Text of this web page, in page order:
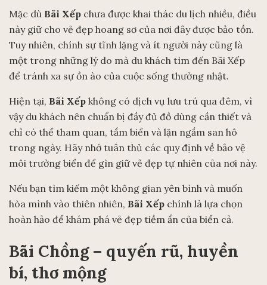
Mặc dù Bãi Xếp chưa được khai thác du lịch nhiều, điều
này giữ cho vẻ đẹp hoang sơ của nơi đây được bảo tồn.
Tuy nhiên, chính sự tĩnh lặng và ít người này cũng là
một trong những lý do mà du khách tìm đến Bãi Xếp
để tránh xa sự ồn ào của cuộc sống thường nhật.
Hiện tại, Bãi Xếp không có dịch vụ lưu trú qua đêm, vì
vậy du khách nên chuẩn bị đầy đủ đồ dùng cần thiết và
chỉ có thể tham quan, tắm biển và lặn ngắm san hô
trong ngày. Hãy nhớ tuân thủ các quy định về bảo vệ
môi trường biển để gìn giữ vẻ đẹp tự nhiên của nơi này.
Nếu bạn tìm kiếm một không gian yên bình và muốn
hòa mình vào thiên nhiên, Bãi Xếp chính là lựa chọn
hoàn hảo để khám phá vẻ đẹp tiềm ẩn của biển cả.
Bãi Chồng – quyến rũ, huyền
bí, thơ mộng